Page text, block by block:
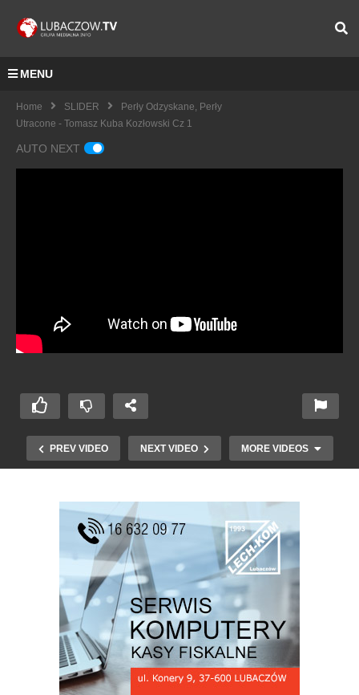
MENU
Home SLIDER
Perły Odzyskane, Perły
Utracone - Tomasz Kuba Kozłowski Cz 1
AUTO NEXT
PREV VIDEO NEXT VIDEO MORE VIDEOS
Festiwal Kresów – Konkurs – Kresowe
wspomnienia